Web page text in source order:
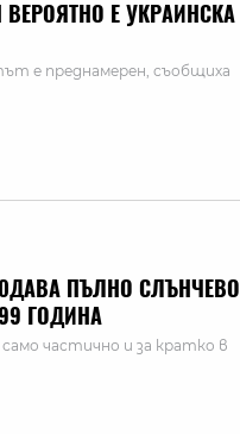
Е УКРАИНСКА
е преднамерен, съобщиха
ПЪЛНО СЛЪНЧЕВО
ГОДИНА
частично и за кратко в